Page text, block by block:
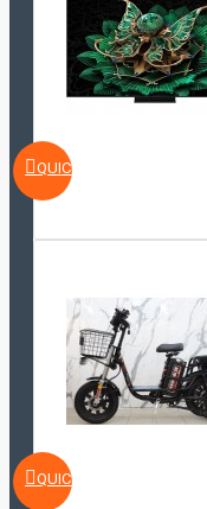
QUICKVIEW
QUICKVIEW